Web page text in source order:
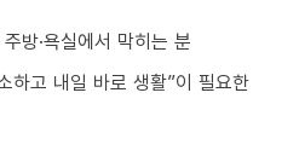
방·욕실에서 막히는 분
하고 내일 바로 생활”이 필요한